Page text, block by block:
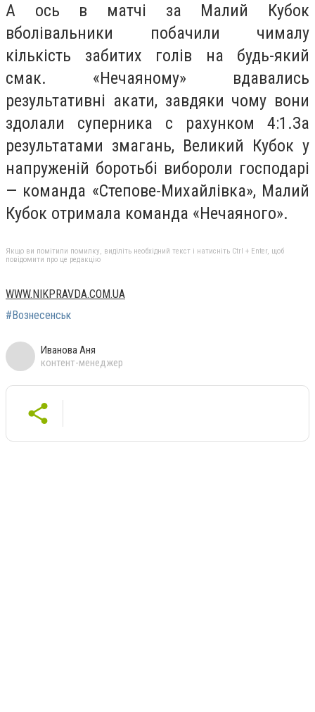
А ось в матчі за Малий Кубок
вболівальники побачили чималу
кількість забитих голів на будь-який
смак. «Нечаяному» вдавались
результативні акати, завдяки чому вони
здолали суперника с рахунком 4:1.За
результатами змагань, Великий Кубок у
напруженій боротьбі вибороли господарі
— команда «Степове-Михайлівка», Малий
Кубок отримала команда «Нечаяного».
Якщо ви помітили помилку, виділіть необхідний текст і натисніть Ctrl + Enter, щоб
повідомити про це редакцію
WWW.NIKPRAVDA.COM.UA
#Вознесенськ
Иванова Аня
контент-менеджер